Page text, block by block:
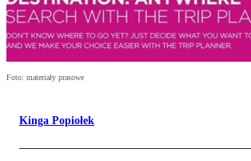
Foto: materiały prasowe
Kinga Popiołek